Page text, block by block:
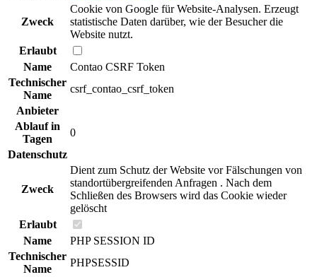
Zweck
Cookie von Google für Website-Analysen. Erzeugt
statistische Daten darüber, wie der Besucher die
Website nutzt.
Erlaubt
Name
Contao CSRF Token
Technischer
Name
csrf_contao_csrf_token
Anbieter
Ablauf in
Tagen
0
Datenschutz
Zweck
Dient zum Schutz der Website vor Fälschungen von
standortübergreifenden Anfragen . Nach dem
Schließen des Browsers wird das Cookie wieder
gelöscht
Erlaubt
Name
PHP SESSION ID
Technischer
Name
PHPSESSID